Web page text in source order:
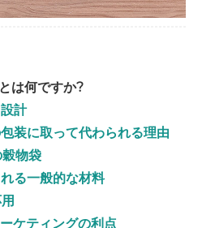
は何ですか?
計
装に取って代わられる理由
物袋
る一般的な材料
ケティングの利点